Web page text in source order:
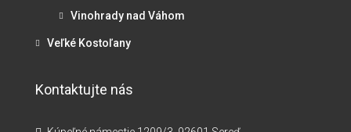
Vinohrady nad Váhom
Veľké Kostoľany
Kontaktujte nás